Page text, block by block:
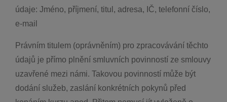
údaje: Jméno, příjmení, titul, adresa, IČ, telefonní číslo,
e-mail
Právním titulem (oprávněním) pro zpracovávání těchto
údajů je přímo plnění smluvních povinností ze smlouvy
uzavřené mezi námi. Takovou povinností může být
dodání služeb, zaslání konkrétních pokynů před